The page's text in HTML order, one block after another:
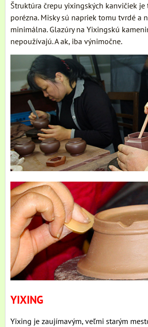
Štruktúra črepu yixingských kanvičiek je
porézna. Misky sú napriek tomu tvrdé a
minimálna. Glazúry na Yixingskú
nepoužívajú. A ak, iba výnimočne.
YIXING
Yixing je zaujímavým, veľmi starým